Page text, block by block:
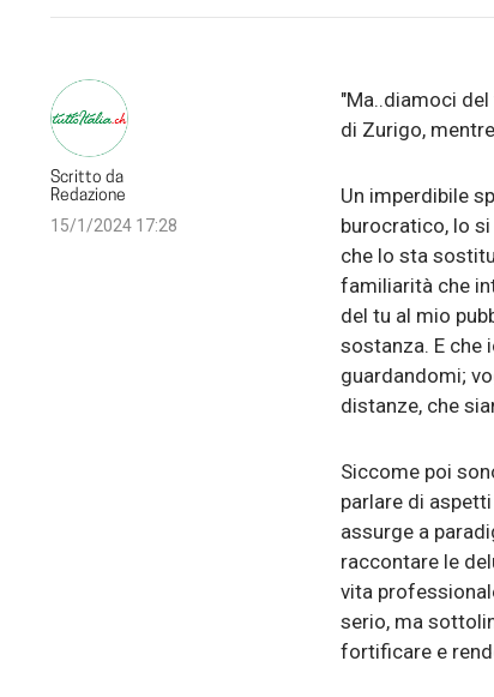
Scritto da
Redazione
15/1/2024 17:28
"Ma..diamoci
di Zurigo,
Un imperdibile
burocratico, lo si
che lo sta
familiarità che
del tu al mio
sostanza. E che
guardandomi;
distanze, che
Siccome poi
parlare di
assurge a
raccontare le
vita
serio, ma
fortificare e